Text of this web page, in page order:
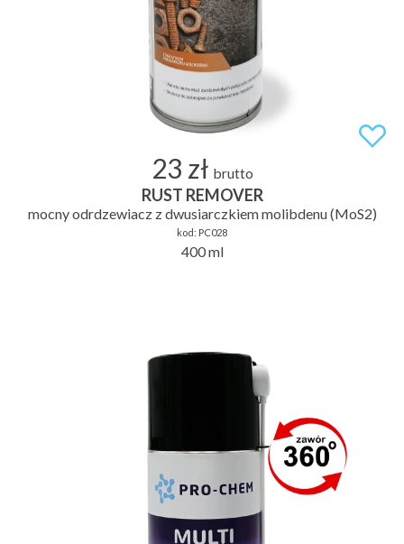
23 zł brutto
RUST REMOVER
mocny odrdzewiacz z dwusiarczkiem molibdenu (MoS2)
kod: PC028
400 ml